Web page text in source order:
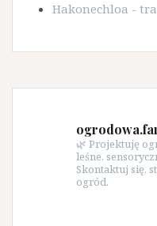
Hakonechloa -
🌿 Projektuję
leśne,
Skontaktuj się,
ogród.